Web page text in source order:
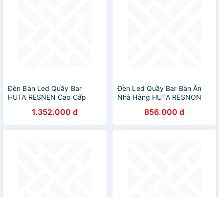
Đèn Bàn Led Quầy Bar
HUTA RESNEN Cao Cấp
Chỉnh Ánh Sáng Vàng Trang
Trí Quán Cà Phê, Nhà Hàng,
Sự Kiện
1.352.000 đ
Đèn Led Quầy Bar Bàn Ăn
Nhà Hàng HUTA RESNON
Điều Chỉnh Ánh Sáng Vàng
Trang Trí Quán Cà Phê Quán
Bar
856.000 đ